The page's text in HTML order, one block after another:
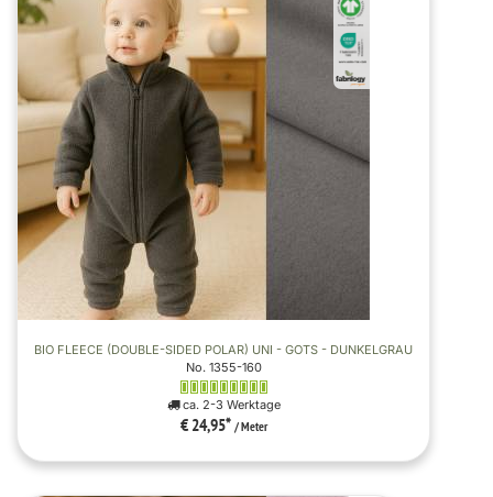
BIO FLEECE (DOUBLE-SIDED POLAR) UNI - GOTS - DUNKELGRAU
No. 1355-160
ca. 2-3 Werktage
€ 24,95* / Meter